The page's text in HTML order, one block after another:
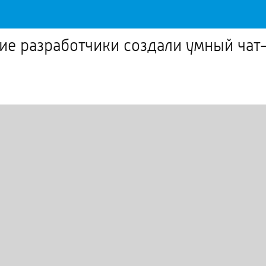
разработчики создали умный